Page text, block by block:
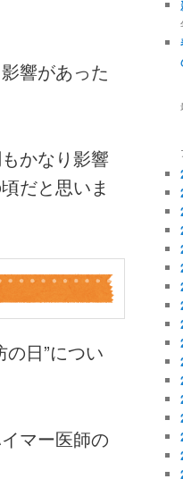
響があった
かなり影響
だと思いま
日”につい
マー医師の